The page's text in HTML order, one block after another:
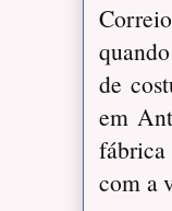
de
em
com a